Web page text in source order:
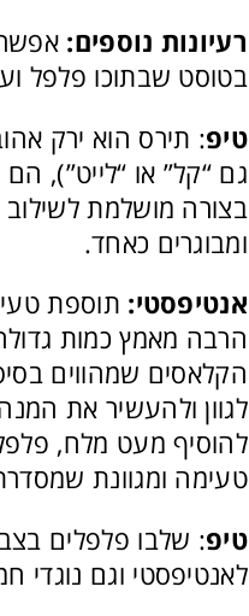
רעיונות נוספים:
בטוסט שבתוכו פלפל
טיפ: תירס הוא ירק
גם “קל” או “לייט”),
בצורה מושלמת לשילוב
ומבוגרים כאחד.
אנטיפסטי: תוספת
הרבה מאמץ כמות
הקלאסים שמהווים
לגוון ולהעשיר את
להוסיף מעט מלח,
טעימה ומגוונת
טיפ: שלבו פלפלים
לאנטיפסטי וגם נוגדי